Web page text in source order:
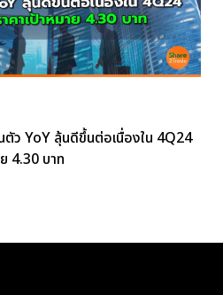
ว YoY ลุ้นดีขึ้นต่อเนื่องใน 4Q24
4.30 บาท